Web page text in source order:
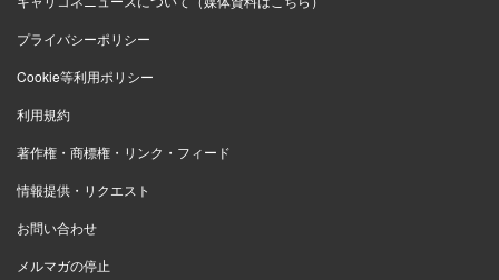
プライバシーポリシー
Cookie等利用ポリシー
利用規約
著作権・商標権・リンク・フィード
情報提供・リクエスト
お問い合わせ
メルマガの停止